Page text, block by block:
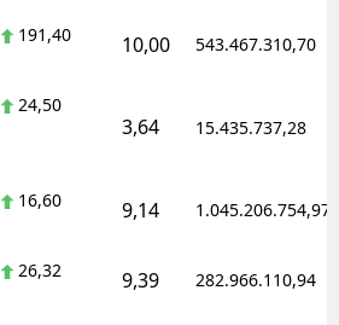
191,40 10,00 543.467.310,70
24,50
3,64 15.435.737,28
16,60 9,14 1.045.206.754,97
26,32 9,39 282.966.110,94